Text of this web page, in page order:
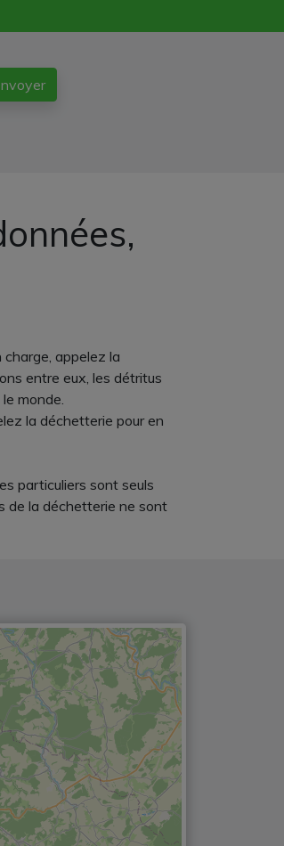
appelez la
entre eux, les détritus
monde.
la déchetterie pour en
particuliers sont seuls
de la déchetterie ne sont